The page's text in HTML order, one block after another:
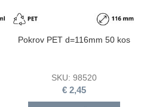
Pokrov PET d=116mm 50 kos
SKU: 98520
€ 2,45